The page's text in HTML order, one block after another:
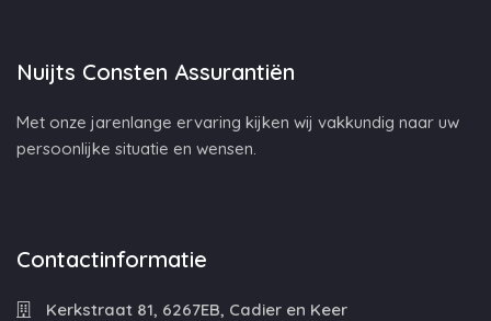
Nuijts Consten Assurantiën
Met onze jarenlange ervaring kijken wij vakkundig naar uw
persoonlijke situatie en wensen.
Contactinformatie
Kerkstraat 81, 6267EB, Cadier en Keer